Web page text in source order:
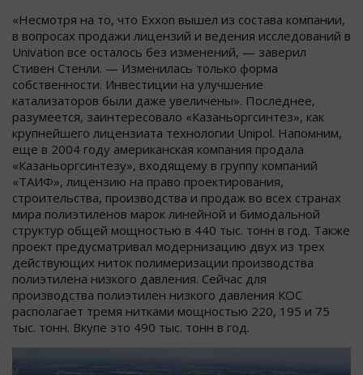
«Несмотря на то, что Exxon вышел из состава компании,
в вопросах продажи лицензий и ведения исследований в
Univation все осталось без изменений, — заверил
Стивен Стенли. — Изменилась только форма
собственности. Инвестиции на улучшение
катализаторов были даже увеличены». Последнее,
разумеется, заинтересовало «Казаньоргсинтез», как
крупнейшего лицензиата технологии Unipol. Напомним,
еще в 2004 году американская компания продала
«Казаньоргсинтезу», входящему в группу компаний
«ТАИФ», лицензию на право проектирования,
строительства, производства и продаж во всех странах
мира полиэтиленов марок линейной и бимодальной
структур общей мощностью в 440 тыс. тонн в год. Также
проект предусматривал модернизацию двух из трех
действующих ниток полимеризации производства
полиэтилена низкого давления. Сейчас для
производства полиэтилен низкого давления КОС
располагает тремя нитками мощностью 220, 195 и 75
тыс. тонн. Вкупе это 490 тыс. тонн в год.